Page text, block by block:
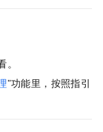
。
”功能里，按照指引